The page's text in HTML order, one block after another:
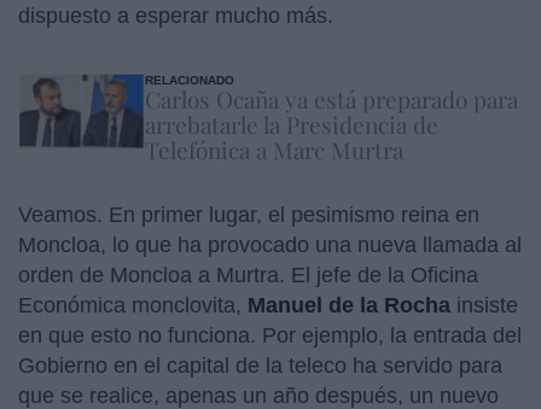
dispuesto a esperar mucho más.
RELACIONADO
Carlos Ocaña ya está preparado para
arrebatarle la Presidencia de
Telefónica a Marc Murtra
Veamos. En primer lugar, el pesimismo reina en
Moncloa, lo que ha provocado una nueva llamada al
orden de Moncloa a Murtra. El jefe de la Oficina
Económica monclovita, Manuel de la Rocha insiste
en que esto no funciona. Por ejemplo, la entrada del
Gobierno en el capital de la teleco ha servido para
que se realice, apenas un año después, un nuevo